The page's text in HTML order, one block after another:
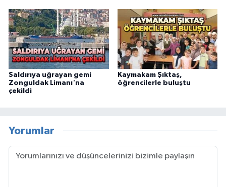
Saldırıya uğrayan gemi
Zonguldak Limanı'na
çekildi
Kaymakam Şıktaş,
öğrencilerle buluştu
Yorumlar